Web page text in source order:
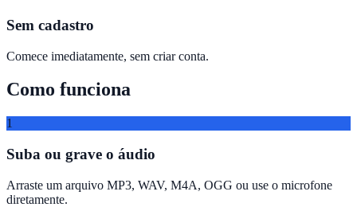
Sem cadastro
Comece imediatamente, sem criar conta.
Como funciona
1
Suba ou grave o áudio
Arraste um arquivo MP3, WAV, M4A, OGG ou use o microfone
diretamente.